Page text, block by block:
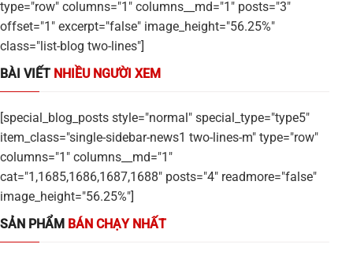
type="row" columns="1" columns__md="1" posts="3"
offset="1" excerpt="false" image_height="56.25%"
class="list-blog two-lines"]
BÀI VIẾT NHIỀU NGƯỜI XEM
[special_blog_posts style="normal" special_type="type5"
item_class="single-sidebar-news1 two-lines-m" type="row"
columns="1" columns__md="1"
cat="1,1685,1686,1687,1688" posts="4" readmore="false"
image_height="56.25%"]
SẢN PHẨM BÁN CHẠY NHẤT